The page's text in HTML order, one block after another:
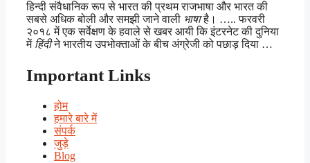
हिन्दी संवैधानिक रूप से भारत की प्रथम राजभाषा और भारत की
सबसे अधिक बोली और समझी जाने वाली भाषाहै। ….. फरवरी
२०१८ में एक सर्वेक्षण के हवाले से खबर आयी कि इंटरनेट की दुनिया
में हिंदीने भारतीय उपभोक्ताओं के बीच अंग्रेजी को पछाड़ दिया …
Important Links
होम
हमारे बारे में
संपर्क
जुड़े
Blog